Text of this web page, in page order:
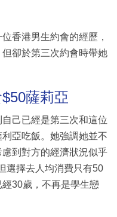
香港男生約會的經歷，
卻於第三次約會時帶她
薩莉亞
己已經是第三次和這位
亞吃飯。她強調她並不
到對方的經濟狀況似乎
選擇去人均消費只有50
30歲，不再是學生戀